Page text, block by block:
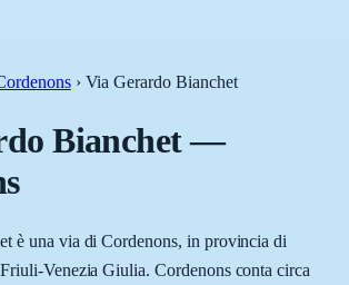
› Via Gerardo Bianchet
Bianchet—
è una via di Cordenons, in provincia di
Venezia Giulia. Cordenons conta circa